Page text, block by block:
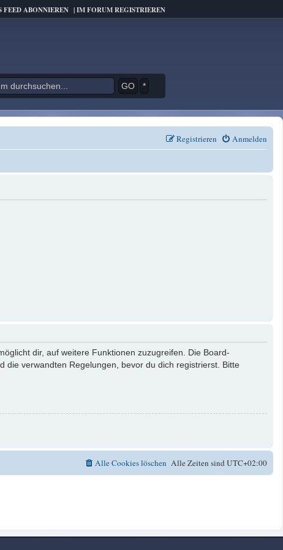
FEED ABONNIEREN |IM FORUM REGISTRIEREN
*
Anmelden
Registrieren
dir, auf weitere Funktionen zuzugreifen. Die Board-
die verwandten Regelungen, bevor du dich registrierst. Bitte
Alle Zeiten sindUTC+02:00
Alle Cookies löschen